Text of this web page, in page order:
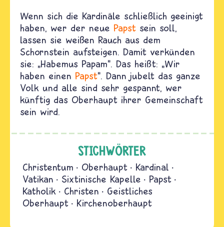
Wenn sich die Kardinäle schließlich geeinigt
haben, wer der neue Papst sein soll,
lassen sie weißen Rauch aus dem
Schornstein aufsteigen. Damit verkünden
sie: „Habemus Papam". Das heißt: „Wir
haben einen Papst". Dann jubelt das ganze
Volk und alle sind sehr gespannt, wer
künftig das Oberhaupt ihrer Gemeinschaft
sein wird.
STICHWÖRTER
Christentum Oberhaupt
Kardinal
Vatikan
Sixtinische Kapelle
Papst
Katholik
Christen
Geistliches
Oberhaupt
Kirchenoberhaupt